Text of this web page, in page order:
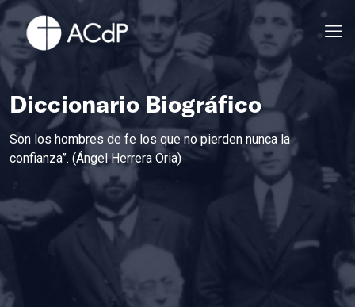
Diccionario Biográfico
Son los hombres de fe los que no pierden nunca la
confianza”. (Ángel Herrera Oria)